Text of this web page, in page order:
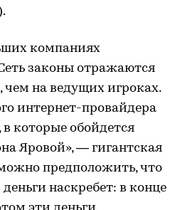
компаниях
законы отражаются
чем на ведущих игроках.
интернет-провайдера
в которые обойдется
Яровой», — гигантская
предположить, что
наскребет: в конце